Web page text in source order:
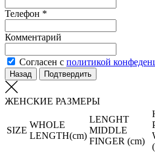
Телефон *
Комментарий
Согласен с политикой
Назад Подтвердить
ЖЕНСКИЕ РАЗМЕРЫ
SIZE
WHOLE
LENGTH(cm)
LENGHT
MIDDLE
FINGER (cm)